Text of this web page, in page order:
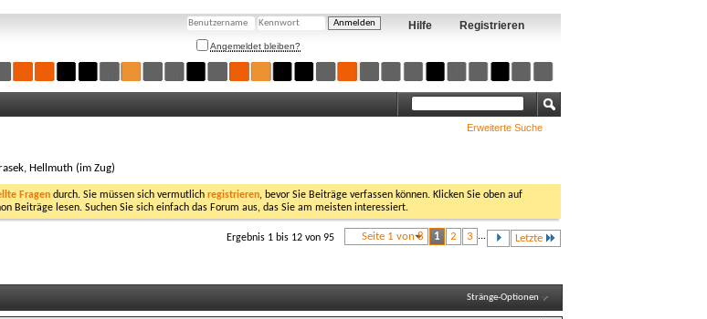
Registrieren
Hilfe
Angemeldet bleiben?
Erweiterte Suche
Hellmuth (im Zug)
Fragen durch. Sie müssen sich vermutlich registrieren, bevor Sie Beiträge verfassen können. Klicken Sie oben auf
Beiträge lesen. Suchen Sie sich einfach das Forum aus, das Sie am meisten interessiert.
Seite 1 von 8 1 2 3 ... Letzte
Ergebnis 1 bis 12 von 95
Stränge-Optionen